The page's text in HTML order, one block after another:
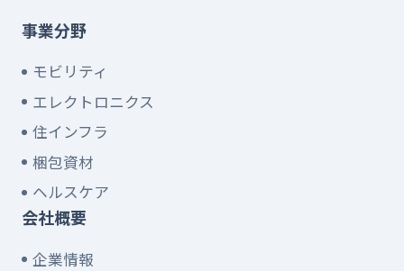
事業分野
モビリティ
エレクトロニクス
住インフラ
梱包資材
ヘルスケア
会社概要
企業情報